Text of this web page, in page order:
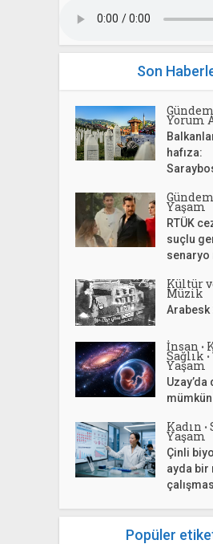
Son
Gündem
Yorum
hafıza:
Gündem
Yaşam
RTÜK
suçlu
senaryo
Kültür
Müzik
Arabesk
İnsan •
Sağlık •
Yaşam
Uzay’da
Kadın •
Yaşam
Çinli
ayda bir
Popüler